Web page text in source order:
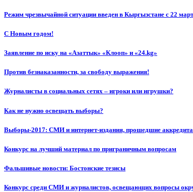
Режим чрезвычайной ситуации введен в Кыргызстане с 22
С Новым годом!
Заявление по иску на «Азаттык» «Клооп» и «24.kg»
Против безнаказанности, за свободу выражения!
Журналисты в социальных сетях – игроки или игрушки?
Как не нужно освещать выборы?
Выборы-2017: СМИ и интернет-издания, прошедшие
Конкурс на лучший материал по приграничным вопросам
Фальшивые новости: Бостонские тезисы
Конкурс среди СМИ и журналистов, освещающих вопросы